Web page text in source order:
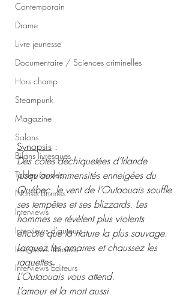
Contemporain
Drame
Livre jeunesse
Documentaire / Sciences criminelles
Hors champ
Steampunk
Magazine
Salons
Bilans livresques
Tables rondes
Noires Brumes
Interviews
Interviews d'auteurs
Interviews libraires
Interviews Editeurs
Synopsis :
Des côtes déchiquetées d’Irlande
jusqu’aux immensités enneigées du
Québec, le vent de l’Outaouais souffle
ses tempêtes et ses blizzards. Les
hommes se révèlent plus violents
encore que la nature la plus sauvage.
Larguez les amarres et chaussez les
raquettes.
L’Outaouais vous attend.
L’amour et la mort aussi.